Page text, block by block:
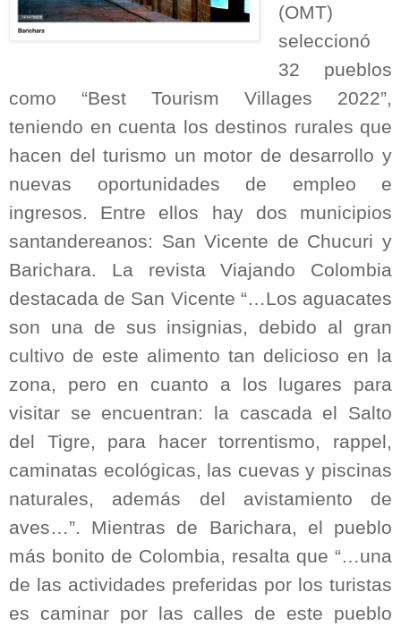
(OMT)
seleccionó
32 pueblos
como “Best Tourism Villages 2022”,
teniendo en cuenta los destinos rurales que
hacen del turismo un motor de desarrollo y
nuevas oportunidades de empleo e
ingresos. Entre ellos hay dos municipios
santandereanos: San Vicente de Chucuri y
Barichara. La revista Viajando Colombia
destacada de San Vicente “…Los aguacates
son una de sus insignias, debido al gran
cultivo de este alimento tan delicioso en la
zona, pero en cuanto a los lugares para
visitar se encuentran: la cascada el Salto
del Tigre, para hacer torrentismo, rappel,
caminatas ecológicas, las cuevas y piscinas
naturales, además del avistamiento de
aves…”. Mientras de Barichara, el pueblo
más bonito de Colombia, resalta que “…una
de las actividades preferidas por los turistas
es caminar por las calles de este pueblo